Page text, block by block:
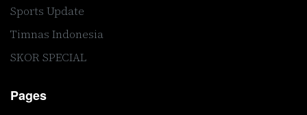
Sports Update
Timnas Indonesia
SKOR SPECIAL
Pages